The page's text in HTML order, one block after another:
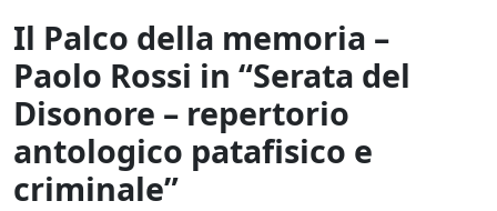
Il Palco della memoria –
Paolo Rossi in “Serata del
Disonore – repertorio
antologico patafisico e
criminale”